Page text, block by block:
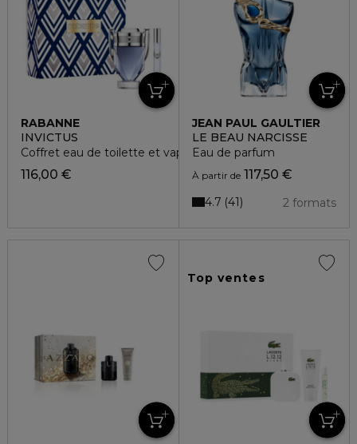
RABANNE
INVICTUS
Coffret eau de toilette et vaporisateur de voyage
116,00 €
JEAN PAUL GAULTIER
LE BEAU NARCISSE
Eau de parfum
À partir de117,50 €
2 formats
4.7 41
Top ventes